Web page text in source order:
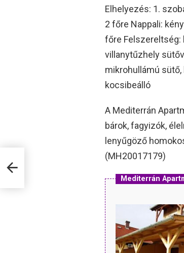
Elhelyezés: 1.
2 főre Nappali:
főre Felszereltség:
villanytűzhely
mikrohullámú
kocsibeálló
A Mediterrán
bárok, fagyizók,
lenyűgöző
(MH20017179)
Mediterrán